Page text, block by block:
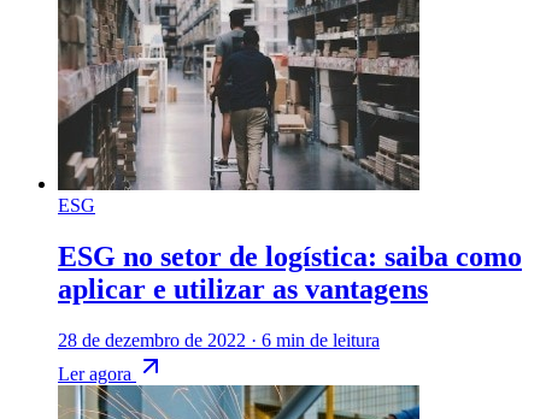
ESG
ESG no setor de logística: saiba como
aplicar e utilizar as vantagens
28 de dezembro de 2022 · 6 min de leitura
Ler agora